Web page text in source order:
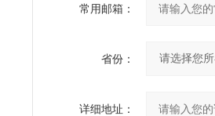
常用邮箱：
省份：
详细地址：